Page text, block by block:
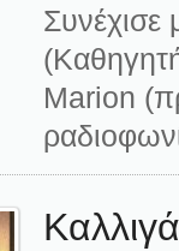
Συνέχισε
Marion